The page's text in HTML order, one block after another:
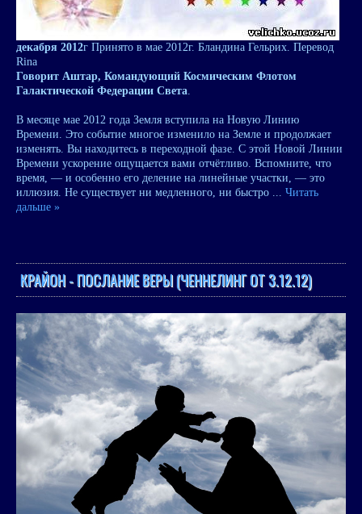
декабря 2012г Принято в мае 2012г. Бландина Гельрих. Перевод
Rina
Говорит Аштар, Командующий Космическим Флотом
Галактической Федерации Света.
В месяце мае 2012 года Земля вступила на Новую Линию
Времени. Это событие многое изменило на Земле и продолжает
изменять. Вы находитесь в переходной фазе. С этой Новой Линии
Времени ускорение ощущается вами отчётливо. Вспомните, что
время, — и особенно его деление на линейные участки, — это
иллюзия. Не существует ни медленного, ни быстро ... Читать
дальше »
КРАЙОН - ПОСЛАНИЕ ВЕРЫ (ЧЕННЕЛИНГ ОТ 3.12.12)